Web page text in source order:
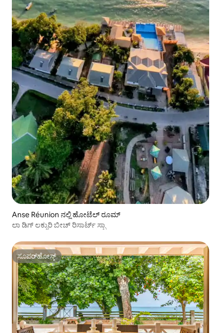
Anse Réunion ನಲ್ಲಿ ಹೋಟೆಲ್ ರೂಮ್
ಲಾ ಡಿಗ್ ಲಕ್ಸುರಿ ಬೀಚ್ ರಿಸಾರ್ಟ್ ಸ್ಪಾ
ಸೂಪರ್‌ಹೋಸ್ಟ್
ಸೂಪರ್‌ಹೋಸ್ಟ್